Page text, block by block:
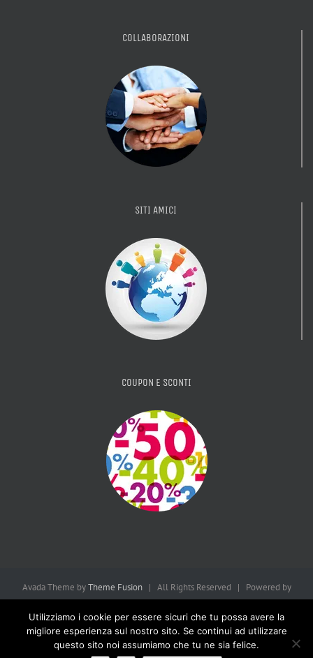
COLLABORAZIONI
SITI AMICI
COUPON E SCONTI
Avada Theme byTheme Fusion| All Rights Reserved | Powered by
Utilizziamo i cookie per essere sicuri che tu possa avere la
migliore esperienza sul nostro sito. Se continui ad utilizzare
questo sito noi assumiamo che tu ne sia felice.